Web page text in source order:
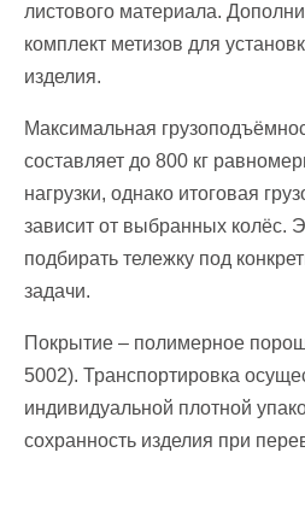
листового материала.
комплект метизов для
изделия.
Максимальная
составляет до 800 кг
нагрузки, однако итоговая
зависит от выбранных колёс.
подбирать тележку под
задачи.
Покрытие – полимерное
5002). Транспортировка
индивидуальной плотной
сохранность изделия при